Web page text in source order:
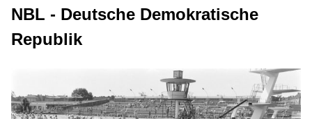
NBL - Deutsche Demokratische
Republik